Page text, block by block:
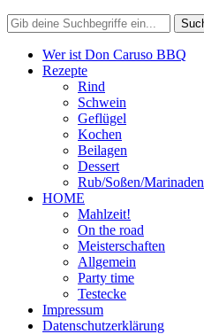
Wer ist Don Caruso BBQ
Rezepte
Rind
Schwein
Geflügel
Kochen
Beilagen
Dessert
Rub/Soßen/Marinaden
HOME
Mahlzeit!
On the road
Meisterschaften
Allgemein
Party time
Testecke
Impressum
Datenschutzerklärung